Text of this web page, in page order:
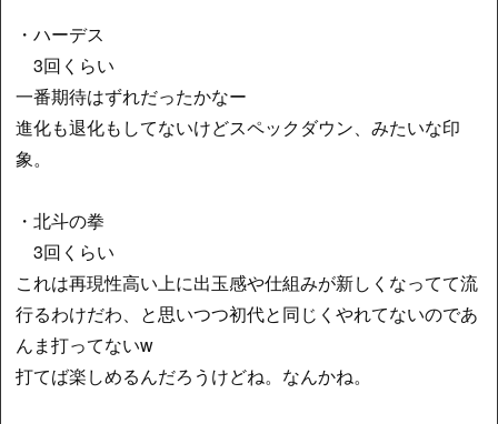
・ハーデス
3回くらい
一番期待はずれだったかなー
進化も退化もしてないけどスペックダウン、みたいな印
象。
・北斗の拳
3回くらい
これは再現性高い上に出玉感や仕組みが新しくなってて流
行るわけだわ、と思いつつ初代と同じくやれてないのであ
んま打ってないw
打てば楽しめるんだろうけどね。なんかね。